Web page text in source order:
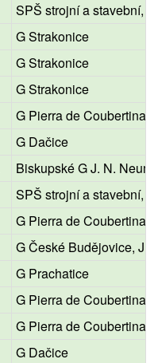
SPŠ strojní a stavební,
G Strakonice
G Strakonice
G Strakonice
G Pierra de Coubertina,
G Dačice
Biskupské G J. N.
SPŠ strojní a stavební,
G Pierra de Coubertina,
G České Budějovice,
G Prachatice
G Pierra de Coubertina,
G Pierra de Coubertina,
G Dačice